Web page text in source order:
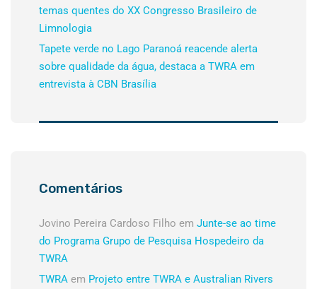
temas quentes do XX Congresso Brasileiro de
Limnologia
Tapete verde no Lago Paranoá reacende alerta
sobre qualidade da água, destaca a TWRA em
entrevista à CBN Brasília
Comentários
Jovino Pereira Cardoso Filho em Junte-se ao time
do Programa Grupo de Pesquisa Hospedeiro da
TWRA
TWRA em Projeto entre TWRA e Australian Rivers